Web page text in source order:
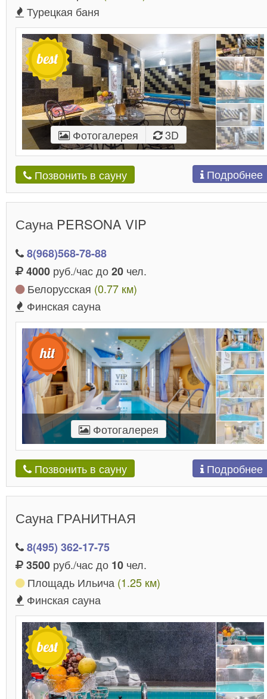
Турецкая баня
Фотогалерея 3D
Позвонить в сауну Подробнее
Сауна PERSONA VIP
8(968)568-78-88
4000 руб./час до20 чел.
Белорусская (0.77 км)
Финская сауна
Фотогалерея
Позвонить в сауну Подробнее
Сауна ГРАНИТНАЯ
8(495) 362-17-75
3500 руб./час до 10 чел.
Площадь Ильича (1.25 км)
Финская сауна